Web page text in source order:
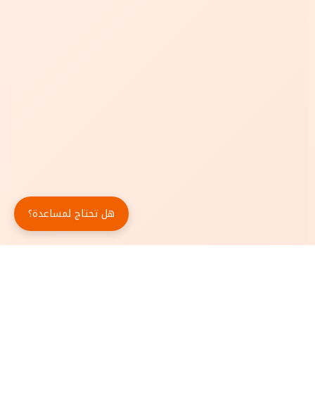
هل تحتاج لمساعدة؟